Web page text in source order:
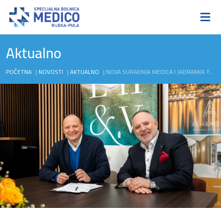
Aktualno
POČETNA | NOVOSTI |AKTUALNO | NOVA SURADNJA MEDICA I JADRANKA TURIZMA: SPOJENI BRIGOM O ZAPOSLENICIMA